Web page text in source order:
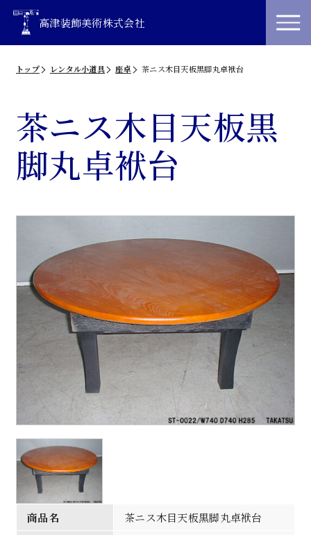
高津装飾美術株式会社
トップ レンタル小道具 座卓 茶ニス木目天板黒脚丸卓袱台
茶ニス木目天板黒
脚丸卓袱台
商品名
茶ニス木目天板黒脚丸卓袱台